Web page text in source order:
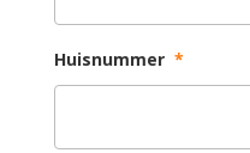
Huisnummer *